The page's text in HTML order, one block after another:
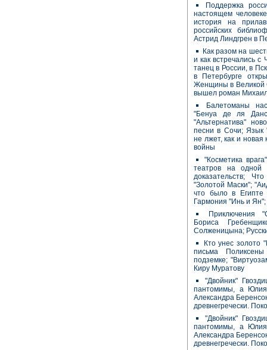
Поддержка
настоящем
история на
российских
Астрид Линдгрен в
Как разом на
и как встречались
танец в России, в
в Петербурге
Женщины в Великой
вышел роман
Балетоманы
"Бенуа де ля
"Альтернатива"
песни в Сочи; Язык
не лжет, как и
войны
"Косметика
театров на одной
доказательств;
"Золотой Маски";
что было в
Гармония "Инь и
Приключения
Бориса
Солженицына;
Кто унес золото
письма
подземке;
Киру Муратову
"Двойник"
пантомимы, а Юлия
Александра
древнегречески.
"Двойник"
пантомимы, а Юлия
Александра
древнегречески.